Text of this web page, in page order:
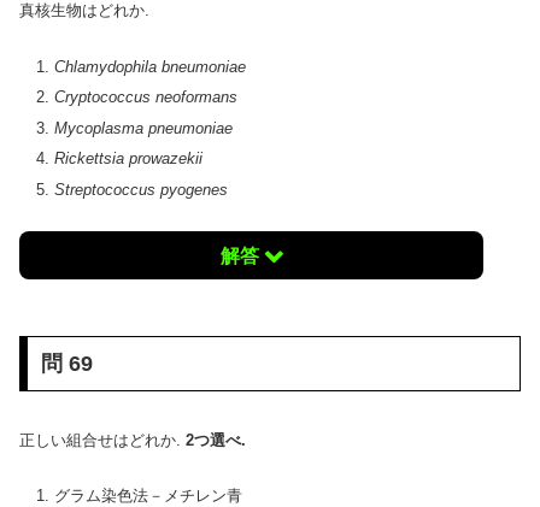
真核生物はどれか.
Chlamydophila bneumoniae
Cryptococcus neoformans
Mycoplasma pneumoniae
Rickettsia prowazekii
Streptococcus pyogenes
解答
問 69
正しい組合せはどれか. 2つ選べ.
グラム染色法－メチレン青